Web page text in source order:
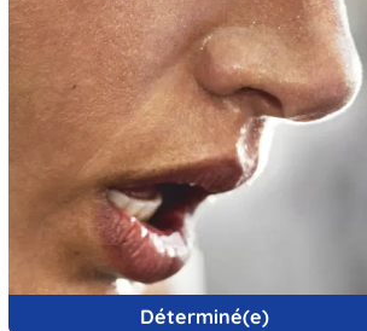
Déterminé(e)